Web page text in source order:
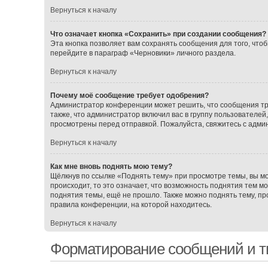
Вернуться к началу
Что означает кнопка «Сохранить» при создании сообщения?
Эта кнопка позволяет вам сохранять сообщения для того,
перейдите в параграф «Черновики» личного раздела.
Вернуться к началу
Почему моё сообщение требует одобрения?
Администратор конференции может решить, что сообщения
также, что администратор включил вас в группу
просмотрены перед отправкой. Пожалуйста, свяжитесь с
Вернуться к началу
Как мне вновь поднять мою тему?
Щёлкнув по ссылке «Поднять тему» при просмотре темы, вы
происходит, то это означает, что возможность поднятия тем
поднятия темы, ещё не прошло. Также можно поднять тему,
правила конференции, на которой находитесь.
Вернуться к началу
Форматирование сообщений и